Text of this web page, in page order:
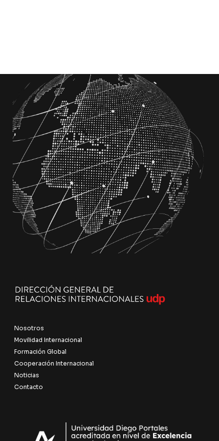
Nosotros
Movilidad Internacional
Formación Global
Cooperación Internacional
Noticias
Contacto